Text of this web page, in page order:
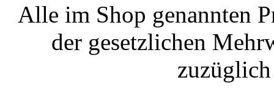
Alle im Shop genannten
der gesetzlichen